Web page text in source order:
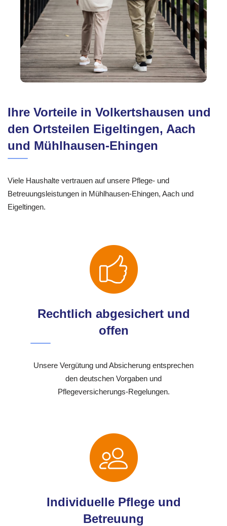
Ihre Vorteile in Volkertshausen und
den Ortsteilen Eigeltingen, Aach
und Mühlhausen-Ehingen
Viele Haushalte vertrauen auf unsere Pflege- und
Betreuungsleistungen in Mühlhausen-Ehingen, Aach und
Eigeltingen.
Rechtlich abgesichert und
offen
Unsere Vergütung und Absicherung entsprechen
den deutschen Vorgaben und
Pflegeversicherungs-Regelungen.
Individuelle Pflege und
Betreuung